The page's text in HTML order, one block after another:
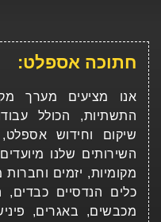
חתוכה אספלט:
אנו מציעים מערך
התשתיות, הכולל
שיקום וחידוש
השירותים שלנו
מקומיות, יזמים
כלים הנדסיים כבדים,
מכבשים, באגרים,